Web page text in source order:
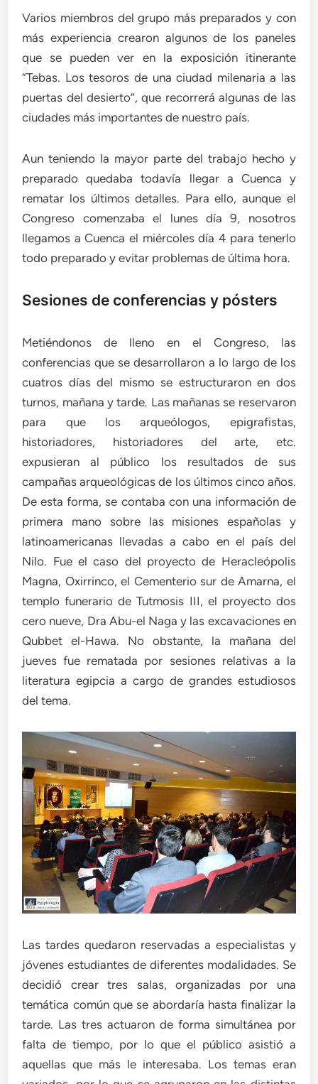
Varios miembros del grupo más preparados y con
más experiencia crearon algunos de los paneles
que se pueden ver en la exposición itinerante
“Tebas. Los tesoros de una ciudad milenaria a las
puertas del desierto”, que recorrerá algunas de las
ciudades más importantes de nuestro país.
Aun teniendo la mayor parte del trabajo hecho y
preparado quedaba todavía llegar a Cuenca y
rematar los últimos detalles. Para ello, aunque el
Congreso comenzaba el lunes día 9, nosotros
llegamos a Cuenca el miércoles día 4 para tenerlo
todo preparado y evitar problemas de última hora.
Sesiones de conferencias y pósters
Metiéndonos de lleno en el Congreso, las
conferencias que se desarrollaron a lo largo de los
cuatros días del mismo se estructuraron en dos
turnos, mañana y tarde. Las mañanas se reservaron
para que los arqueólogos, epigrafistas,
historiadores, historiadores del arte, etc.
expusieran al público los resultados de sus
campañas arqueológicas de los últimos cinco años.
De esta forma, se contaba con una información de
primera mano sobre las misiones españolas y
latinoamericanas llevadas a cabo en el país del
Nilo. Fue el caso del proyecto de Heracleópolis
Magna, Oxirrinco, el Cementerio sur de Amarna, el
templo funerario de Tutmosis III, el proyecto dos
cero nueve, Dra Abu-el Naga y las excavaciones en
Qubbet el-Hawa. No obstante, la mañana del
jueves fue rematada por sesiones relativas a la
literatura egipcia a cargo de grandes estudiosos
del tema.
Las tardes quedaron reservadas a especialistas y
jóvenes estudiantes de diferentes modalidades. Se
decidió crear tres salas, organizadas por una
temática común que se abordaría hasta finalizar la
tarde. Las tres actuaron de forma simultánea por
falta de tiempo, por lo que el público asistió a
aquellas que más le interesaba. Los temas eran